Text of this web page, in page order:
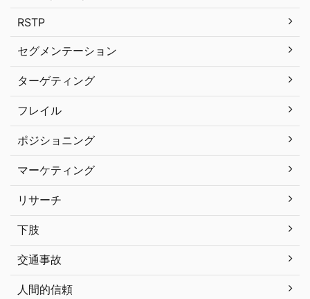
RSTP
セグメンテーション
ターゲティング
フレイル
ポジショニング
マーケティング
リサーチ
下肢
交通事故
人間的信頼